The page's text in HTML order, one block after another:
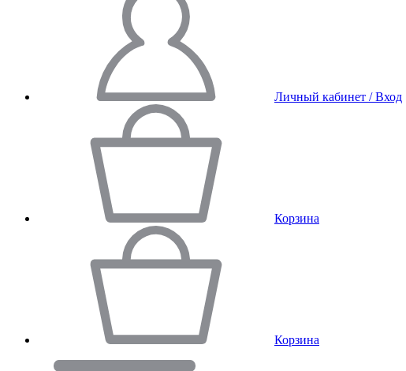
Личный кабинет / Вход
Корзина
Корзина